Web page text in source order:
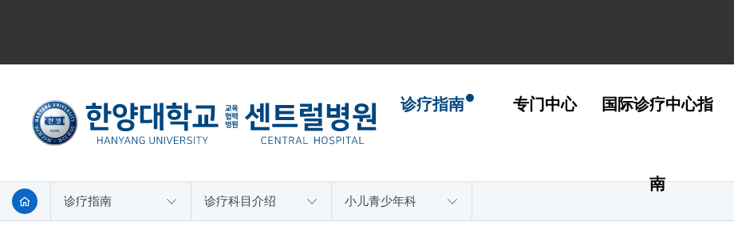
诊疗指南 专门中心 国际诊疗中心指
南
诊疗指南 诊疗科目介绍 小儿青少年科